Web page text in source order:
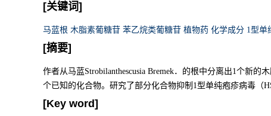
[关键词]
马蓝根 木脂素葡糖苷 苯乙烷类葡糖苷 植物药 化学成分 1型单
[摘要]
作者从马蓝Strobilanthescusia Bremek．的根中分离出1个新
个已知的化合物。研究了部分化合物抑制1型单纯疱疹病毒（
[Key word]